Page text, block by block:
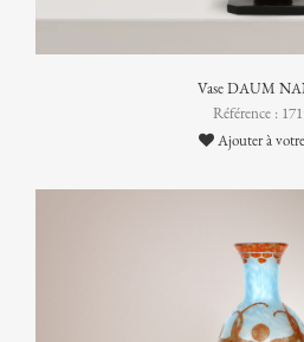
Vase DAUM
Référence :
Ajouter à